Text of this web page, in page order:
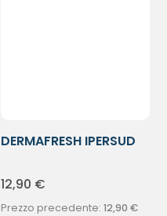
DERMAFRESH IPERSUD
12,90 €
Prezzo precedente: 12,90 €